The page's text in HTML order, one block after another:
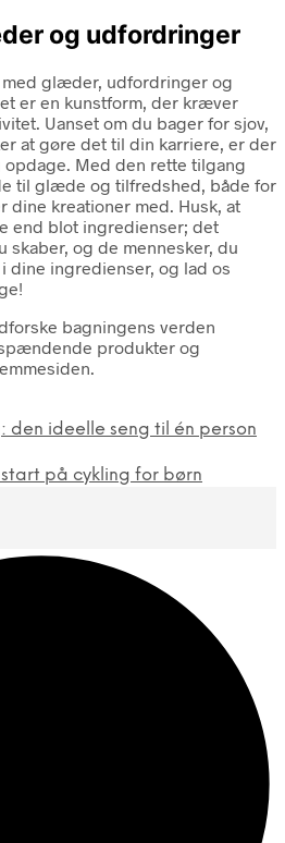
og udfordringer
glæder, udfordringer og
er en kunstform, der kræver
Uanset om du bager for sjov,
at gøre det til din karriere, er der
Med den rette tilgang
til glæde og tilfredshed, både for
dine kreationer med. Husk, at
end blot ingredienser; det
skaber, og de mennesker, du
dine ingredienser, og lad os
bagningens verden
produkter og
den ideelle seng til én person
på cykling for børn